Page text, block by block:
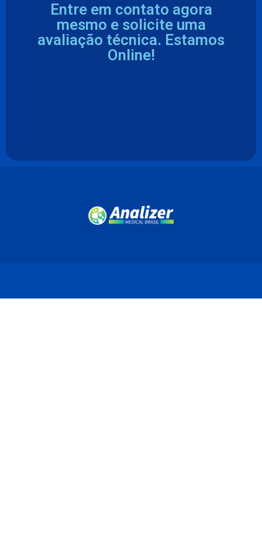
Entre em contato agora
mesmo e solicite uma
avaliação técnica. Estamos
Online!